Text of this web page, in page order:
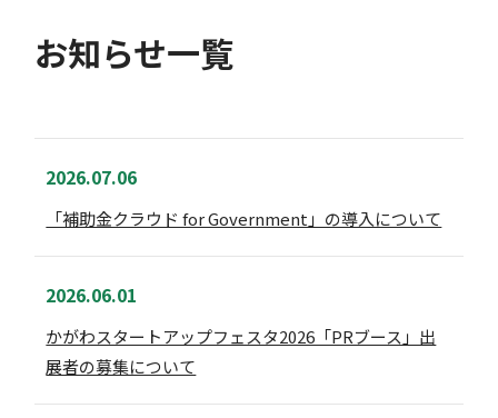
お知らせ一覧
2026.07.06
「補助金クラウド for Government」の導入について
2026.06.01
かがわスタートアップフェスタ2026「PRブース」出
展者の募集について